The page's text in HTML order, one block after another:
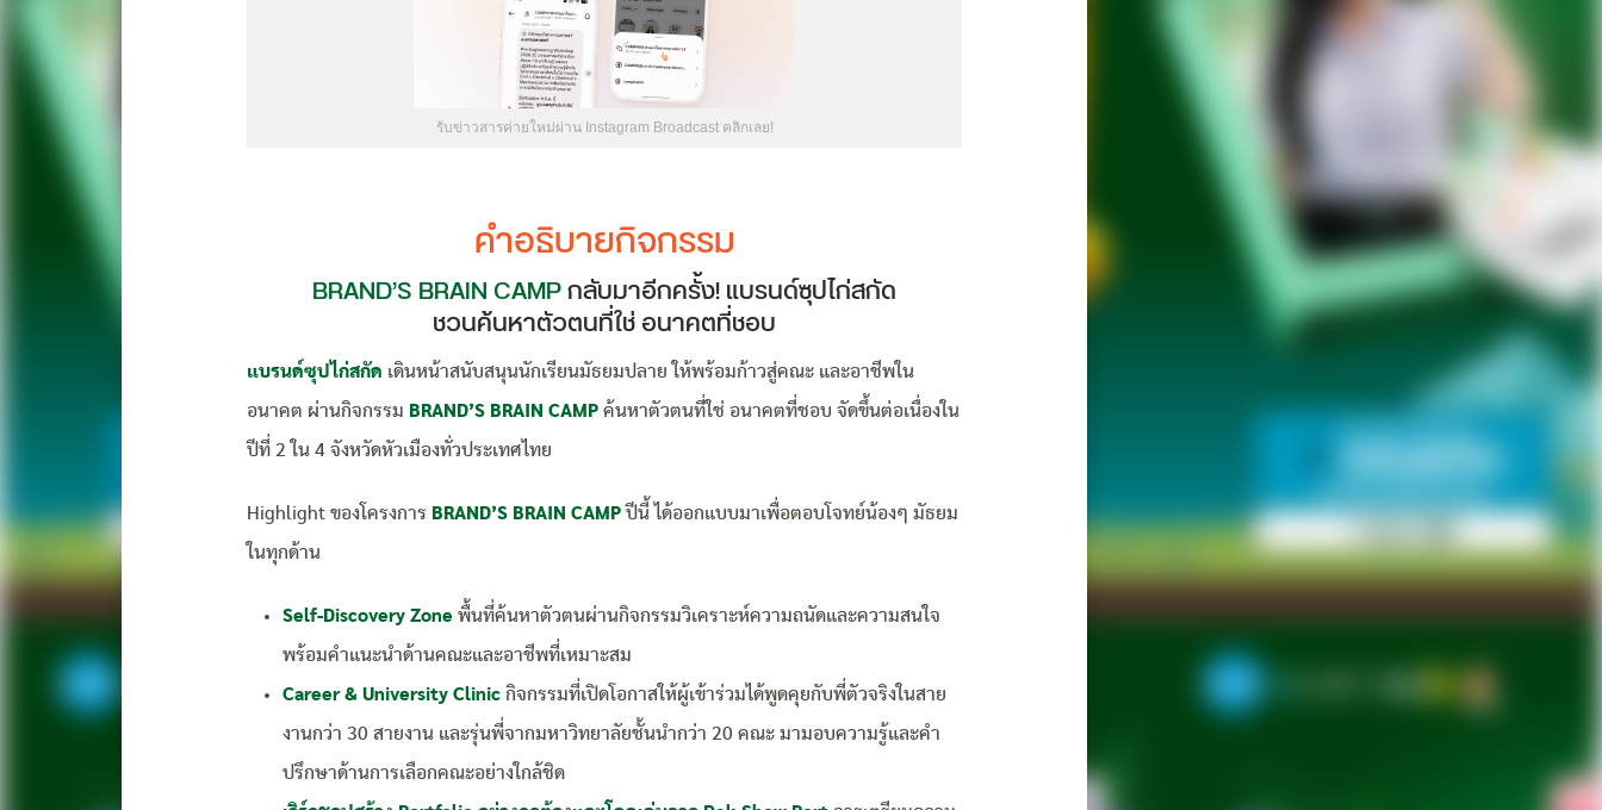
รับข่าวสารค่ายใหม่ผ่าน Instagram Broadcast คลิกเลย!
คำอธิบายกิจกรรม
BRAND’S BRAIN CAMPกลับมาอีกครั้ง! แบรนด์ซุปไก่สกัด
ชวนค้นหาตัวตนที่ใช่ อนาคตที่ชอบ
แบรนด์ซุปไก่สกัด เดินหน้าสนับสนุนนักเรียนมัธยมปลาย ให้พร้อมก้าวสู่คณะ และอาชีพใน
อนาคต ผ่านกิจกรรม BRAND’S BRAIN CAMP ค้นหาตัวตนที่ใช่ อนาคตที่ชอบ จัดขึ้นต่อเนื่องใน
ปีที่ 2 ใน 4 จังหวัดหัวเมืองทั่วประเทศไทย
Highlight ของโครงการ BRAND’S BRAIN CAMP ปีนี้ ได้ออกแบบมาเพื่อตอบโจทย์น้องๆ มัธยม
ในทุกด้าน
Self-Discovery Zone พื้นที่ค้นหาตัวตนผ่านกิจกรรมวิเคราะห์ความถนัดและความสนใจ
พร้อมคำแนะนำด้านคณะและอาชีพที่เหมาะสม
Career & University Clinic กิจกรรมที่เปิดโอกาสให้ผู้เข้าร่วมได้พูดคุยกับพี่ตัวจริงในสาย
งานกว่า 30 สายงาน และรุ่นพี่จากมหาวิทยาลัยชั้นนำกว่า 20 คณะ มามอบความรู้และคำ
ปรึกษาด้านการเลือกคณะอย่างใกล้ชิด